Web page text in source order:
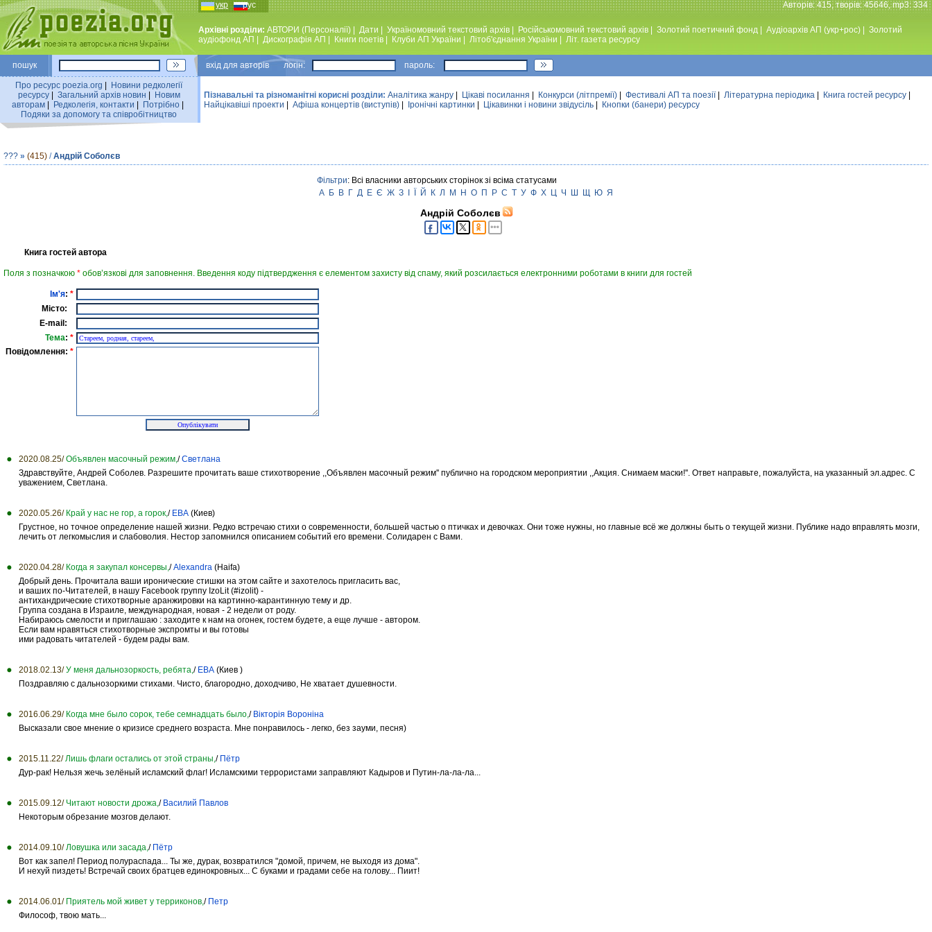
укр рус Авторiв: 415, творiв: 45646, mp3: 334
Архівні розділи: АВТОРИ (Персоналії) Дати Україномовний текстовий архiв Російськомовний текстовий архів Золотий поетичний фонд Аудiоархiв АП (укр+рос)
Золотий
аудiофонд АП
Дискографiя АП Книги поетiв Клуби АП України Лiтоб'єднання України Лiт. газета ресурсу
пошук вхiд для авторiв логін: пароль:
Про ресурс poezia.org
Новини редколегiї
ресурсу| Загальний архiв новин
Новим
авторам
Редколегiя, контакти Потрiбно
Подяки за допомогу та співробітництво
Пізнавальні та різноманітні корисні розділи: Аналiтика жанру Цікаві посилання Конкурси (лiтпремiї) Фестивалi АП та поезiї| Літературна періодика Книга гостей ресурсу
Найцiкавiшi проекти
Афіша концертів (виступів) Iронiчнi картинки Цікавинки і новини звідусіль Кнопки (банери) ресурсу
??? » (415) /Андрій Соболєв
Фільтри: Всі власники авторських сторінок зі всіма статусами
А Б В Г Д Е Є Ж З Й К Л М Н О П Р С Т У Ф Х Ц Ч Ш Щ Ю Я
Андрій Соболєв
Книга гостей автора
Поля з позначкою * обов’язкові для заповнення. Введення коду підтвердження є елементом захисту від спаму, який розсилається електронними роботами в книги для гостей
Ім'я: *
Місто:
E-mail:
Тема: *
Повідомлення: *
2020.08.25/ Объявлен масочный режим,/Светлана
Здравствуйте, Андрей Соболев. Разрешите прочитать ваше стихотворение ,,Объявлен масочный режим'' публично на городском мероприятии ,,Акция. Снимаем маски!''. Ответ направьте, пожалуйста, на указанный эл.адрес. С
уважением, Светлана.
2020.05.26/ Край у нас не гор, а горок,/ ЕВА (Киев)
Грустное, но точное определение нашей жизни. Редко встречаю стихи о современности, большей частью о птичках и девочках. Они тоже нужны, но главные всё же должны быть о текущей жизни. Публике надо вправлять мозги,
лечить от легкомыслия и слабоволия. Нестор запомнился описанием событий его времени. Солидарен с Вами.
2020.04.28/ Когда я закупал консервы,/Alexandra (Haifa)
Добрый день. Прочитала ваши иронические стишки на этом сайте и захотелось пригласить вас,
и ваших по-Читателей, в нашу Facebook группу IzoLit (#izolit) -
антихандрические стихотворные аранжировки на картинно-карантинную тему и др.
Группа создана в Израиле, международная, новая - 2 недели от роду.
Набираюсь смелости и приглашаю : заходите к нам на огонек, гостем будете, а еще лучше - автором.
Если вам нравяться стихотворные экспромты и вы готовы
ими радовать читателей - будем рады вам.
2018.02.13/ У меня дальнозоркость, ребята,/ ЕВА (Киев )
Поздравляю с дальнозоркими стихами. Чисто, благородно, доходчиво, Не хватает душевности.
2016.06.29/ Когда мне было сорок, тебе семнадцать было,/ Вікторія Вороніна
Высказали свое мнение о кризисе среднего возраста. Мне понравилось - легко, без зауми, песня)
2015.11.22/ Лишь флаги остались от этой страны,/ Пётр
Дур-рак! Нельзя жечь зелёный исламский флаг! Исламскими террористами заправляют Кадыров и Путин-ла-ла-ла...
2015.09.12/ Читают новости дрожа,/ Василий Павлов
Некоторым обрезание мозгов делают.
2014.09.10/ Ловушка или засада,/ Пётр
Вот как запел! Период полураспада... Ты же, дурак, возвратился "домой, причем, не выходя из дома".
И нехуй пиздеть! Встречай своих братцев единокровных... С буками и градами себе на голову... Пиит!
2014.06.01/ Приятель мой живет у терриконов,/ Петр
Философ, твою мать...